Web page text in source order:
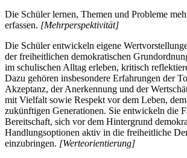
Die Schüler lernen, Themen und Probleme
erfassen. [Mehrperspektivität]
Die Schüler entwickeln eigene
der freiheitlichen demokratischen
im schulischen Alltag erleben, kritisch
Dazu gehören insbesondere Erfahrungen der
Akzeptanz, der Anerkennung und der
mit Vielfalt sowie Respekt vor dem Leben,
zukünftigen Generationen. Sie entwickeln die
Bereitschaft, sich vor dem Hintergrund
Handlungsoptionen aktiv in die freiheitliche
einzubringen. [Werteorientierung]